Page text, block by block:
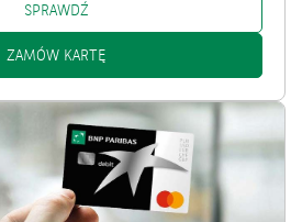
SPRAWDŹKARTA OTWARTA NA EŚWIAT: /
ZAMÓW KARTĘKARTA OTWARTA NA